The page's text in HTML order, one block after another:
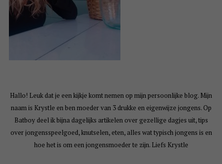
Hallo! Leuk dat je een kijkje komt nemen op mijn persoonlijke blog. Mijn
naam is Krystle en ben moeder van 3 drukke en eigenwijze jongens. Op
Batboy deel ik bijna dagelijks artikelen over gezellige dagjes uit, tips
over jongensspeelgoed, knutselen, eten, alles wat typisch jongens is en
hoe het is om een jongensmoeder te zijn. Liefs Krystle